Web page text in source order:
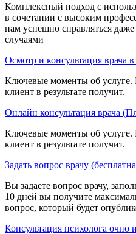
Комплексный подход с
в сочетании с высоким
нам успешно справляться
случаями
Осмотр и консультация врача
Ключевые моменты об услуге.
клиент в результате получит.
Онлайн консультация врача
Ключевые моменты об услуге.
клиент в результате получит.
Задать вопрос врачу
Вы задаете вопрос врачу,
10 дней вы получите
вопрос, который будет
Консультация психолога очно